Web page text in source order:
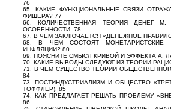
76
65. КАКИЕ ФУНКЦИОНАЛЬНЫЕ СВЯЗИ
ФИШЕРА? 77
66. КОЛИЧЕСТВЕННАЯ ТЕОРИЯ ДЕНЕГ М.
ОСОБЕННОСТИ. 78
67. В ЧЕМ ЗАКЛЮЧАЕТСЯ «ДЕНЕЖНОЕ
68. В ЧЕМ СОСТОЯТ МОНЕТАРИСТСКИЕ
ИНФЛЯЦИИ? 80
69. ПОЯСНИТЕ СМЫСЛ КРИВОЙ И ЭФФЕКТА А.
70. КАКИЕ ВЫВОДЫ СЛЕДУЮТ ИЗ ТЕОРИИ
71. В ЧЕМ СУЩЕСТВО ТЕОРИИ
84
73. ПОСТИНДУСТРИАЛИЗМ И ОБЩЕСТВО
ТОФФЛЕР). 85
74. КАК ПРЕДЛАГАЕТ РЕШАТЬ ПРОБЛЕМУ
86